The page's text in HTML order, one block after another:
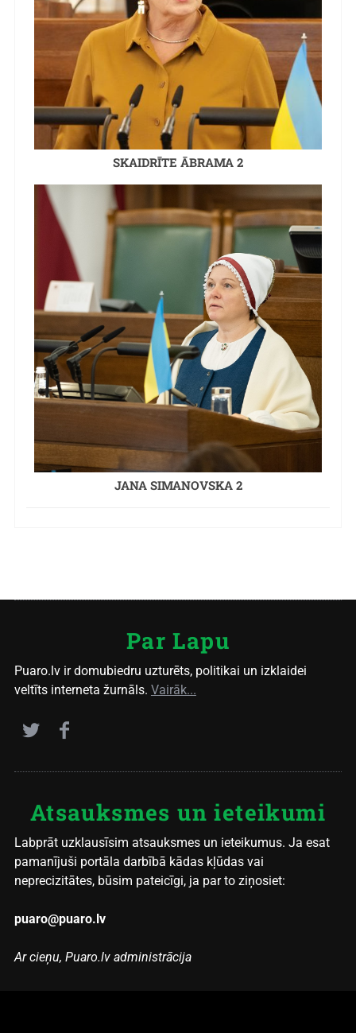
SKAIDRĪTE ĀBRAMA 2
JANA SIMANOVSKA 2
Par Lapu
Puaro.lv ir domubiedru uzturēts, politikai un izklaidei
veltīts interneta žurnāls. Vairāk...
Atsauksmes un ieteikumi
Labprāt uzklausīsim atsauksmes un ieteikumus. Ja esat
pamanījuši portāla darbībā kādas kļūdas vai
neprecizitātes, būsim pateicīgi, ja par to ziņosiet:
puaro@puaro.lv
Ar cieņu, Puaro.lv administrācija